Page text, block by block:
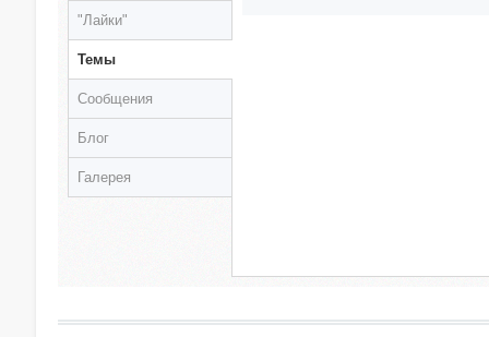
"Лайки"
Темы
Сообщения
Блог
Галерея